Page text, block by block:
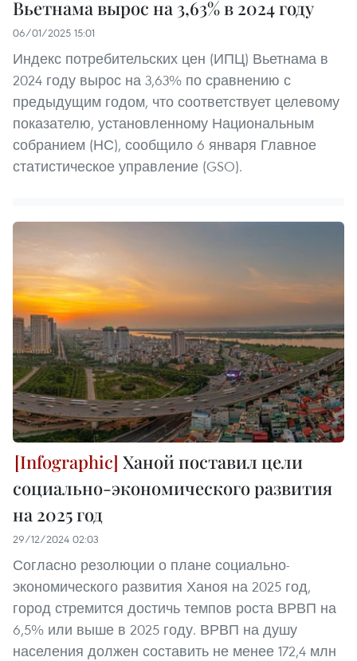
Вьетнама вырос на 3,63% в 2024 году
06/01/2025 15:01
Индекс потребительских цен (ИПЦ) Вьетнама в
2024 году вырос на 3,63% по сравнению с
предыдущим годом, что соответствует целевому
показателю, установленному Национальным
собранием (НС), сообщило 6 января Главное
статистическое управление (GSO).
Ханой поставил цели
социально-экономического развития
на 2025 год
29/12/2024 02:03
Согласно резолюции о плане социально-
экономического развития Ханоя на 2025 год,
город стремится достичь темпов роста ВРВП на
6,5% или выше в 2025 году. ВРВП на душу
населения должен составить не менее 172,4 млн